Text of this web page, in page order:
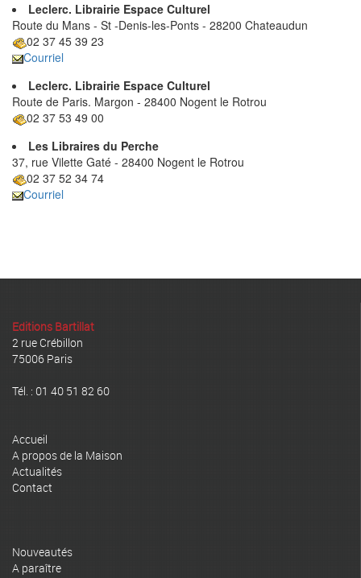
Leclerc. Librairie Espace Culturel
Route du Mans - St -Denis-les-Ponts - 28200 Chateaudun
02 37 45 39 23
Courriel
Leclerc. Librairie Espace Culturel
Route de Paris. Margon - 28400 Nogent le Rotrou
02 37 53 49 00
Les Libraires du Perche
37, rue Vilette Gaté - 28400 Nogent le Rotrou
02 37 52 34 74
Courriel
Editions Bartillat
2 rue Crébillon
75006 Paris
Tél. : 01 40 51 82 60
Accueil
A propos de la Maison
Actualités
Contact
Nouveautés
A paraître